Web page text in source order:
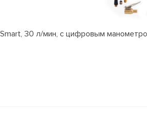
30 л/мин, с цифровым